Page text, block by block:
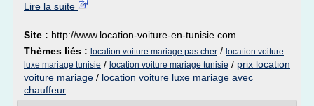
Lire la suite
Site : http://www.location-voiture-en-tunisie.com
Thèmes liés : location voiture mariage pas cher / location voiture
luxe mariage tunisie / location voiture mariage tunisie / prix location
voiture mariage / location voiture luxe mariage avec
chauffeur